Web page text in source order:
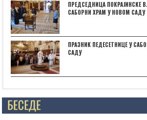
ПРЕДСЕДНИЦА ПОКРАЈИНСКЕ
САБОРНИ ХРАМ У НОВОМ САДУ
ПРАЗНИК ПЕДЕСЕТНИЦЕ У
САДУ
Posts not found